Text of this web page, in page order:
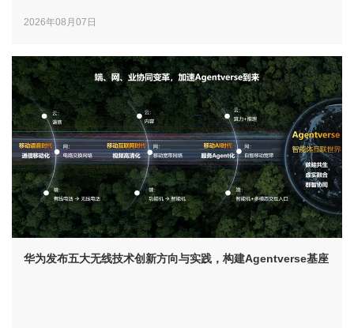
2026年08月07日
华为发布五大无线技术创新方向与实践，构建Agentverse基座